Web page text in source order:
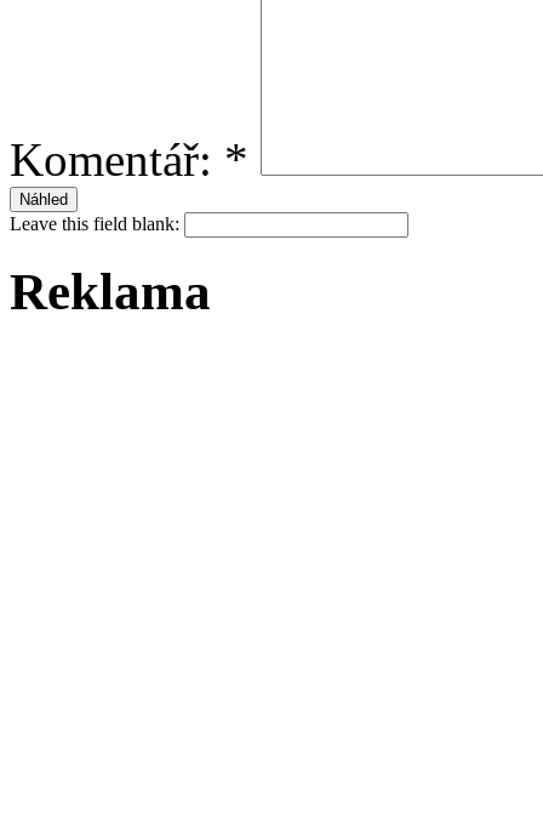
Komentář: *
Leave this field blank:
Reklama